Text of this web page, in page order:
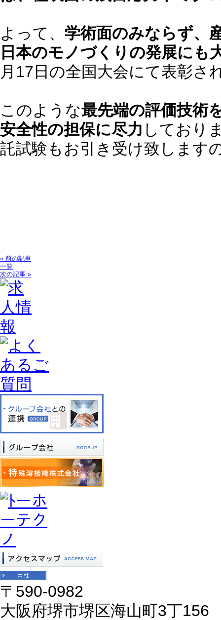
よって、 学術面のみならず、
日本のモノづくりの発展にも
月17日の全国大会にて表彰さ
このような最先端の評価技術
安全性の担保に尽力 しており
託試験もお引き受け致します
« 前の記事
一覧
次の記事 »
〒590-0982
大阪府堺市堺区海山町3丁156